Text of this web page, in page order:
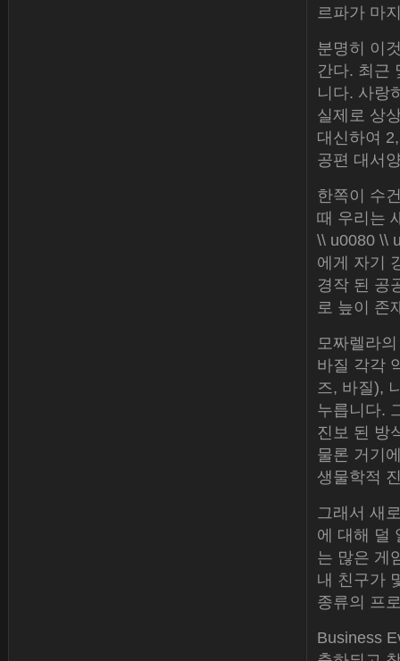
르파가 마
분명히 이
간다. 최근
니다. 사랑
실제로 상
대신하여
공편 대서
한쪽이 수
때 우리는
\\ u0080 \\
에게 자기
경작 된 공
로 늪이 존
모짜렐라
바질 각각
즈, 바질),
누릅니다.
진보 된 방
물론 거기
생물학적
그래서 새
에 대해 덜
는 많은 게
내 친구가
종류의 프
Business